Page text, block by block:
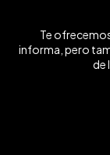
Te
informa, pero
de